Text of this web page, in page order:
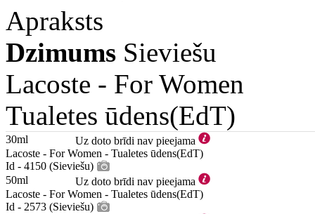
Apraksts
Dzimums Sieviešu
Lacoste - For Women
Tualetes ūdens(EdT)
30ml
Uz doto brīdi nav pieejama
Lacoste - For Women - Tualetes ūdens(EdT)
Id - 4150 (Sieviešu)
50ml
Uz doto brīdi nav pieejama
Lacoste - For Women - Tualetes ūdens(EdT)
Id - 2573 (Sieviešu)